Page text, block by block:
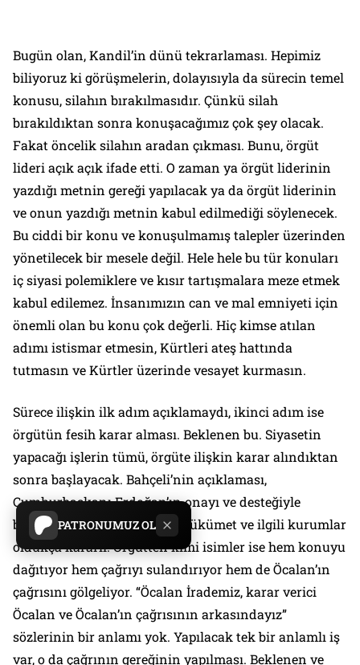
PATRONUMUZ OL
Bugün olan, Kandil’in dünü tekrarlaması. Hepimiz
biliyoruz ki görüşmelerin, dolayısıyla da sürecin temel
konusu, silahın bırakılmasıdır. Çünkü silah
bırakıldıktan sonra konuşacağımız çok şey olacak.
Fakat öncelik silahın aradan çıkması. Bunu, örgüt
lideri açık açık ifade etti. O zaman ya örgüt liderinin
yazdığı metnin gereği yapılacak ya da örgüt liderinin
ve onun yazdığı metnin kabul edilmediği söylenecek.
Bu ciddi bir konu ve konuşulmamış talepler üzerinden
yönetilecek bir mesele değil. Hele hele bu tür konuları
iç siyasi polemiklere ve kısır tartışmalara meze etmek
kabul edilemez. İnsanımızın can ve mal emniyeti için
önemli olan bu konu çok değerli. Hiç kimse atılan
adımı istismar etmesin, Kürtleri ateş hattında
tutmasın ve Kürtler üzerinde vesayet kurmasın.
Sürece ilişkin ilk adım açıklamaydı, ikinci adım ise
örgütün fesih karar alması. Beklenen bu. Siyasetin
yapacağı işlerin tümü, örgüte ilişkin karar alındıktan
sonra başlayacak. Bahçeli’nin açıklaması,
Cumhurbaşkanı Erdoğan’ın onayı ve desteğiyle
başlayan süreç konusunda hükümet ve ilgili kurumlar
oldukça kararlı. Örgütten kimi isimler ise hem konuyu
dağıtıyor hem çağrıyı sulandırıyor hem de Öcalan’ın
çağrısını gölgeliyor. “Öcalan İrademiz, karar verici
Öcalan ve Öcalan’ın çağrısının arkasındayız”
sözlerinin bir anlamı yok. Yapılacak tek bir anlamlı iş
var, o da çağrının gereğinin yapılması. Beklenen ve